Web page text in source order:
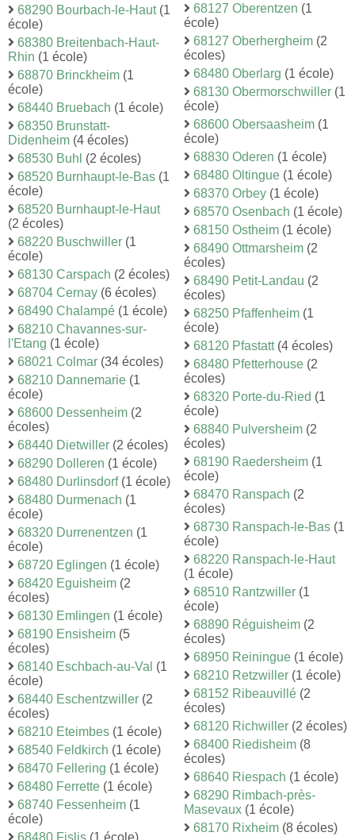
68290 Bourbach-le-Haut(1
école)
68380 Breitenbach-Haut-
Rhin (1 école)
68870 Brinckheim (1
école)
68440 Bruebach (1 école)
68350 Brunstatt-
Didenheim (4 écoles)
68530 Buhl (2 écoles)
68520 Burnhaupt-le-Bas (1
école)
68520 Burnhaupt-le-Haut
(2 écoles)
68220 Buschwiller (1
école)
68130 Carspach (2 écoles)
68704 Cernay (6 écoles)
68490 Chalampé (1 école)
68210 Chavannes-sur-
l'Etang (1 école)
68021 Colmar (34 écoles)
68210 Dannemarie (1
école)
68600 Dessenheim (2
écoles)
68440 Dietwiller (2 écoles)
68290 Dolleren (1 école)
68480 Durlinsdorf(1 école)
68480 Durmenach (1
école)
68320 Durrenentzen (1
école)
68720 Eglingen (1 école)
68420 Eguisheim (2
écoles)
68130 Emlingen (1 école)
68190 Ensisheim (5
écoles)
68140 Eschbach-au-Val (1
école)
68440 Eschentzwiller (2
écoles)
68210 Eteimbes (1 école)
68540 Feldkirch (1 école)
68470 Fellering (1 école)
68480 Ferrette (1 école)
68740 Fessenheim (1
école)
68480 Fislis (1 école)
68127 Oberentzen (1
école)
68127 Oberhergheim (2
écoles)
68480 Oberlarg (1 école)
68130 Obermorschwiller (1
école)
68600 Obersaasheim (1
école)
68830 Oderen (1 école)
68480 Oltingue (1 école)
68370 Orbey (1 école)
68570 Osenbach (1 école)
68150 Ostheim (1 école)
68490 Ottmarsheim (2
écoles)
68490 Petit-Landau (2
écoles)
68250 Pfaffenheim (1
école)
68120 Pfastatt(4 écoles)
68480 Pfetterhouse (2
écoles)
68320 Porte-du-Ried (1
école)
68840 Pulversheim (2
écoles)
68190 Raedersheim (1
école)
68470 Ranspach (2
écoles)
68730 Ranspach-le-Bas (1
école)
68220 Ranspach-le-Haut
(1 école)
68510 Rantzwiller (1
école)
68890 Réguisheim (2
écoles)
68950 Reiningue (1 école)
68210 Retzwiller (1 école)
68152 Ribeauvillé (2
écoles)
68120 Richwiller (2 écoles)
68400 Riedisheim (8
écoles)
68640 Riespach (1 école)
68290 Rimbach-près-
Masevaux (1 école)
68170 Rixheim (8 écoles)